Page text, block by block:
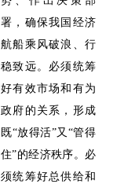
署，确保我国经济
航船乘风破浪、行
稳致远。必须统筹
好有效市场和有为
政府的关系，形成
既“放得活”又“管得
住”的经济秩序。必
须统筹好总供给和